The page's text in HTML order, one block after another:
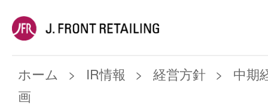
ホーム IR情報 経営方針
中期
画